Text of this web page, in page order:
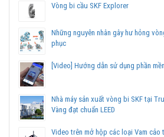
Vòng bi Ngọc Anh là đại lý ủy quyền
tranh, Giao hàng toàn quốc.
Liên hệ với
Vòng bi cầu SKF Explorer
Những nguyên nhân gây hư hỏng
phục
[Video] Hướng dẫn sử dụng phần
Nhà máy sản xuất vòng bi SKF tại
Vàng đạt chuẩn LEED
Video trên mở hộp các loại Vam cảo